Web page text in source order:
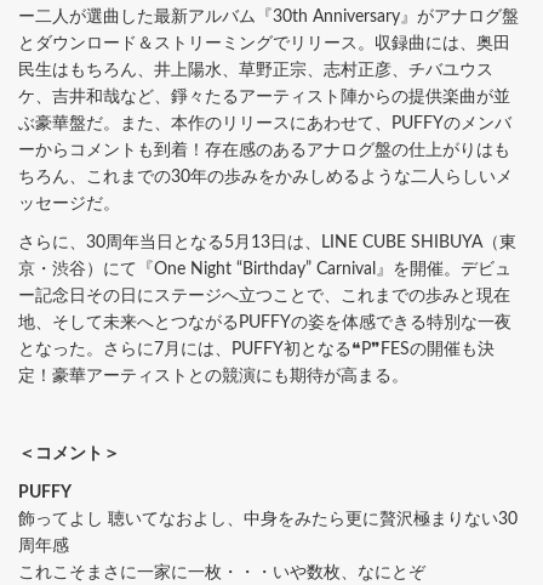
ー二人が選曲した最新アルバム『30th Anniversary』がアナログ盤
とダウンロード＆ストリーミングでリリース。収録曲には、奥田
民生はもちろん、井上陽水、草野正宗、志村正彦、チバユウス
ケ、吉井和哉など、錚々たるアーティスト陣からの提供楽曲が並
ぶ豪華盤だ。また、本作のリリースにあわせて、PUFFYのメンバ
ーからコメントも到着！存在感のあるアナログ盤の仕上がりはも
ちろん、これまでの30年の歩みをかみしめるような二人らしいメ
ッセージだ。
さらに、30周年当日となる5月13日は、LINE CUBE SHIBUYA（東
京・渋谷）にて『One Night “Birthday” Carnival』を開催。デビュ
ー記念日その日にステージへ立つことで、これまでの歩みと現在
地、そして未来へとつながるPUFFYの姿を体感できる特別な一夜
となった。さらに7月には、PUFFY初となる❝P❞FESの開催も決
定！豪華アーティストとの競演にも期待が高まる。
＜コメント＞
PUFFY
飾ってよし 聴いてなおよし、中身をみたら更に贅沢極まりない30
周年感
これこそまさに一家に一枚・・・いや数枚、なにとぞ